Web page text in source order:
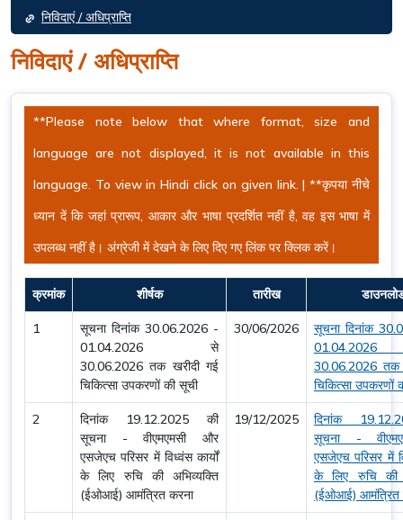
निविदाएं / अधिप्राप्ति
निविदाएं / अधिप्राप्ति
**Please note below that where format, size and
language are not displayed, it is not available in this
language. To view in Hindi click on given link. | **कृपया नीचे
ध्यान दें कि जहां प्रारूप, आकार और भाषा प्रदर्शित नहीं है, वह इस भाषा में
उपलब्ध नहीं है। अंग्रेजी में देखने के लिए दिए गए लिंक पर क्लिक करें।
क्रमांक शीर्षक तारीख
1
सूचना दिनांक 30.06.2026 -
01.04.2026 से
30.06.2026 तक खरीदी गई
चिकित्सा उपकरणों की सूची
30/06/2026
सूचना दिनांक
30.06.2026 तक
चिकित्सा उपकरणों
2
दिनांक 19.12.2025 की
सूचना - वीएमएमसी और
एसजेएच परिसर में विध्वंस कार्यों
के लिए रुचि की अभिव्यक्ति
(ईओआई) आमंत्रित करना
19/12/2025
दिनांक
सूचना -
एसजेएच परिसर में
के लिए रुचि की
(ईओआई) आमंत्रित